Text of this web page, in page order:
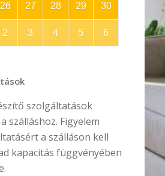
26 27 28 29 30
2 3 4 5 6
szolgáltatások
szálláshoz. Figyelem
a szálláson kell
kapacitás függvényében